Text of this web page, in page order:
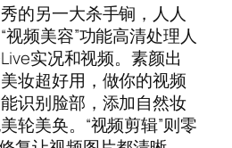
的另一大杀手锏，人人
频美容”功能高清处理人
实况和视频。素颜出
妆超好用，做你的视频
识别脸部，添加自然妆
轮美奂。“视频剪辑”则零